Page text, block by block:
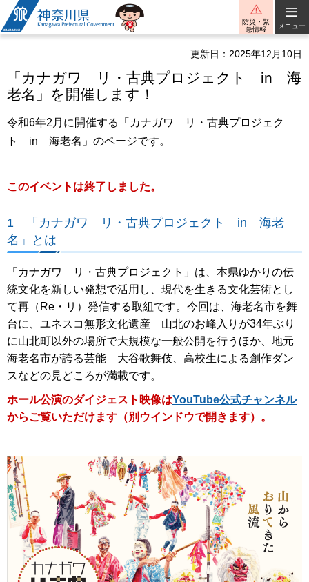
神奈川県
防災・緊
急情報
メニュー
更新日：2025年12月10日
「カナガワ リ・古典プロジェクト in 海
老名」を開催します！
令和6年2月に開催する「カナガワ リ・古典プロジェク
ト in 海老名」のページです。
このイベントは終了しました。
1 「カナガワ リ・古典プロジェクト in 海老
名」とは
「カナガワ リ・古典プロジェクト」は、本県ゆかりの伝
統文化を新しい発想で活用し、現代を生きる文化芸術とし
て再（Re・リ）発信する取組です。今回は、海老名市を舞
台に、ユネスコ無形文化遺産 山北のお峰入りが34年ぶり
に山北町以外の場所で大規模な一般公開を行うほか、地元
海老名市が誇る芸能 大谷歌舞伎、高校生による創作ダン
スなどの見どころが満載です。
ホール公演のダイジェスト映像はYouTube公式チャンネル
からご覧いただけます （別ウインドウで開きます）。